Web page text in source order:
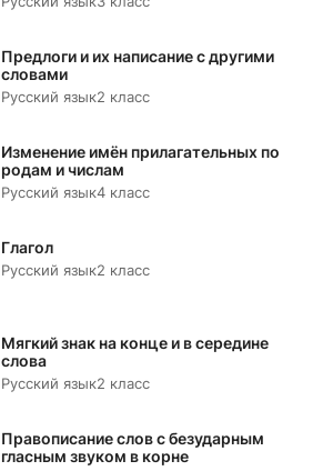
Предлоги и их написание с другими
словами
Русский язык2 класс
Изменение имён прилагательных по
родам и числам
Русский язык4 класс
Глагол
Русский язык2 класс
Мягкий знак на конце и в середине
слова
Русский язык2 класс
Правописание слов с безударным
гласным звуком в корне